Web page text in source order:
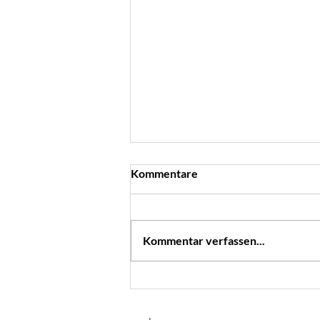
Low Carb Pizza
Kommentare
Kommentar verfassen...